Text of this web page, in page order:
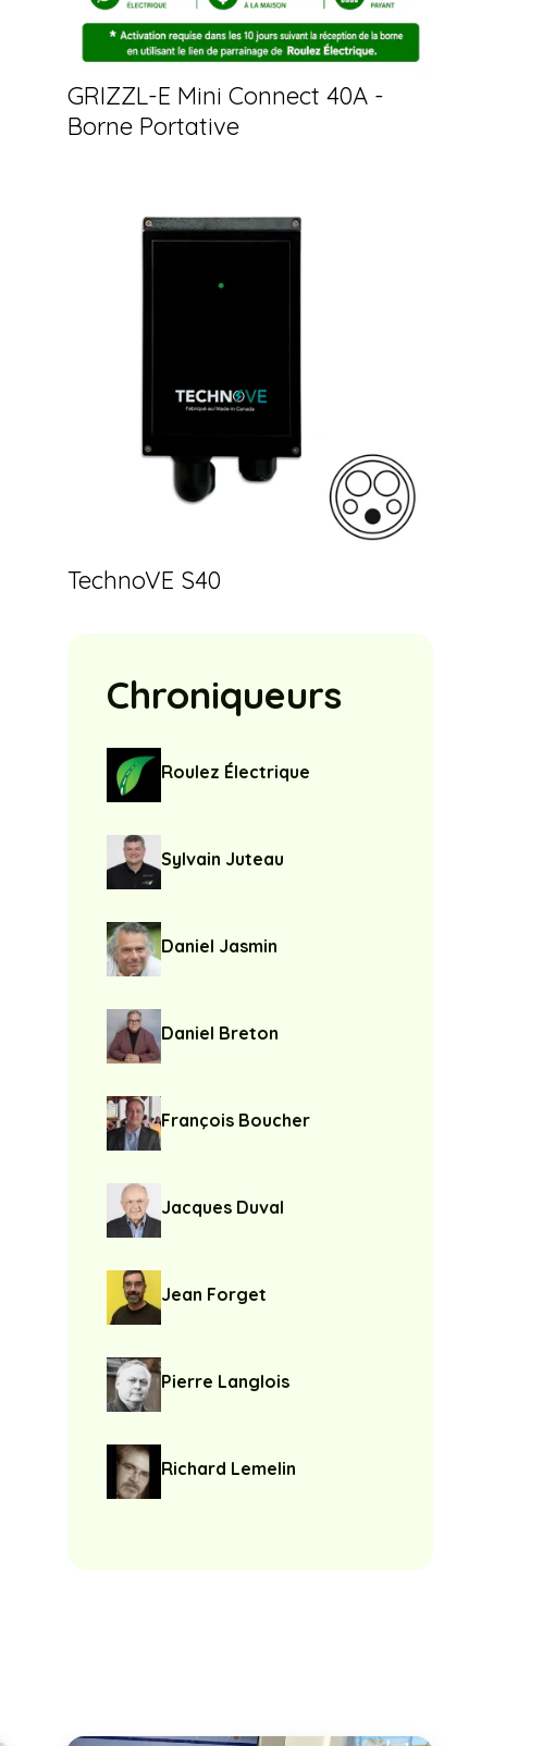
GRIZZL-E Mini Connect 40A -
Borne Portative
TechnoVE S40
Chroniqueurs
Roulez Électrique
Sylvain Juteau
Daniel Jasmin
Daniel Breton
François Boucher
Jacques Duval
Jean Forget
Pierre Langlois
Richard Lemelin